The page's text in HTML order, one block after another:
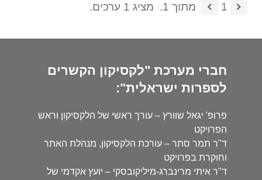
1 מתוך 1. מציג 1 ערכים.
חברי מערכת "לקסיקון הקשרים
לספרות ישראלית":
פרופ' יגאל שוורץ – עורך ראשי של הלקסיקון וראש
הפרויקט
ד"ר תמר סתר – עורכת הלקסיקון, מנהלת האתר
וחוקרת בפרויקט
ד"ר איתי מרינברג-מיליקובסקי – יועץ אקדמי של